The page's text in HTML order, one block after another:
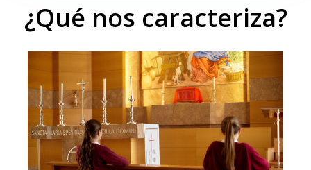
¿Qué nos caracteriza?